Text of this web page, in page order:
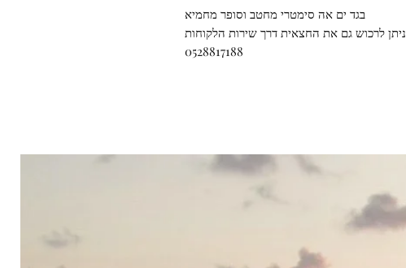
בגד ים אה סימטרי מחטב וסופר מחמיא
ניתן לרכוש גם את החצאית דרך שירות הלקוחות
0528817188